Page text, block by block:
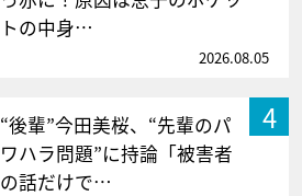
トの中身…
2026.08.05
4
“後輩”今田美桜、“先輩のパ
ワハラ問題”に持論「被害者
の話だけで…